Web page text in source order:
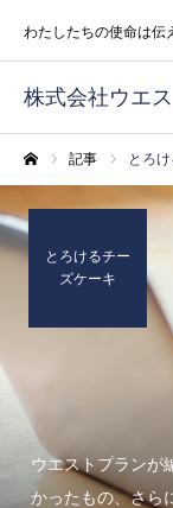
株式会社ウエ
わたしたちの使命は伝
記事 とろ
とろけるチー
ズケーキ
ウエストプランが
かったもの、さら